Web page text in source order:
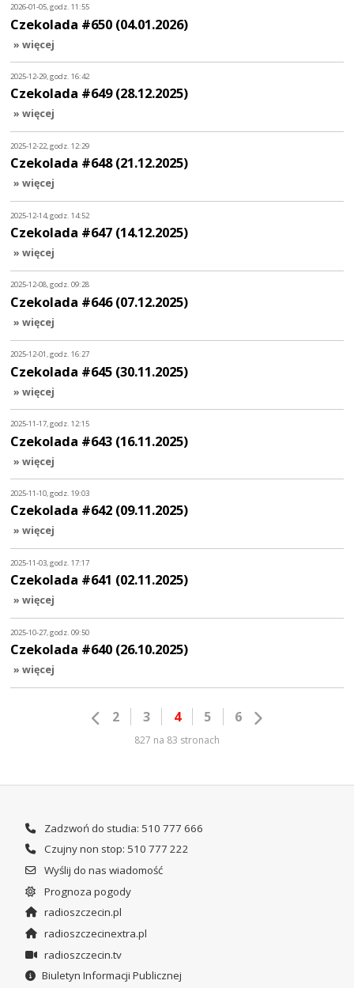
2026-01-05, godz. 11:55
Czekolada #650 (04.01.2026)
» więcej
2025-12-29, godz. 16:42
Czekolada #649 (28.12.2025)
» więcej
2025-12-22, godz. 12:29
Czekolada #648 (21.12.2025)
» więcej
2025-12-14, godz. 14:52
Czekolada #647 (14.12.2025)
» więcej
2025-12-08, godz. 09:28
Czekolada #646 (07.12.2025)
» więcej
2025-12-01, godz. 16:27
Czekolada #645 (30.11.2025)
» więcej
2025-11-17, godz. 12:15
Czekolada #643 (16.11.2025)
» więcej
2025-11-10, godz. 19:03
Czekolada #642 (09.11.2025)
» więcej
2025-11-03, godz. 17:17
Czekolada #641 (02.11.2025)
» więcej
2025-10-27, godz. 09:50
Czekolada #640 (26.10.2025)
» więcej
2 3 4 5 6
827 na 83 stronach
Zadzwoń do studia: 510 777 666
Czujny non stop: 510 777 222
Wyślij do nas wiadomość
Prognoza pogody
radioszczecin.pl
radioszczecinextra.pl
radioszczecin.tv
Biuletyn Informacji Publicznej